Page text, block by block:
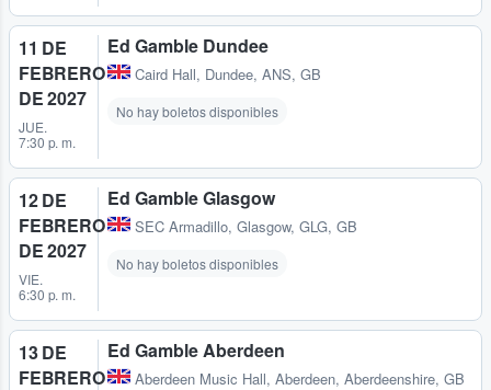
11 DE
FEBRERO
DE 2027
JUE.
7:30 p. m.
Ed Gamble Dundee
Caird Hall, Dundee, ANS, GB
No hay boletos disponibles
12 DE
FEBRERO
DE 2027
VIE.
6:30 p. m.
Ed Gamble Glasgow
SEC Armadillo, Glasgow, GLG, GB
No hay boletos disponibles
13 DE
FEBRERO
Ed Gamble Aberdeen
Aberdeen Music Hall, Aberdeen, Aberdeenshire, GB